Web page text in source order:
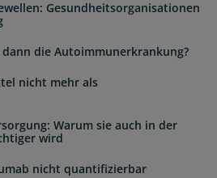
Gesundheitsorganisationen
dann die Autoimmunerkrankung?
nicht mehr als
Warum sie auch in der
wird
nicht quantifizierbar